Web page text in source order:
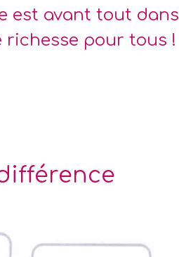
est avant tout dans
richesse pour tous !